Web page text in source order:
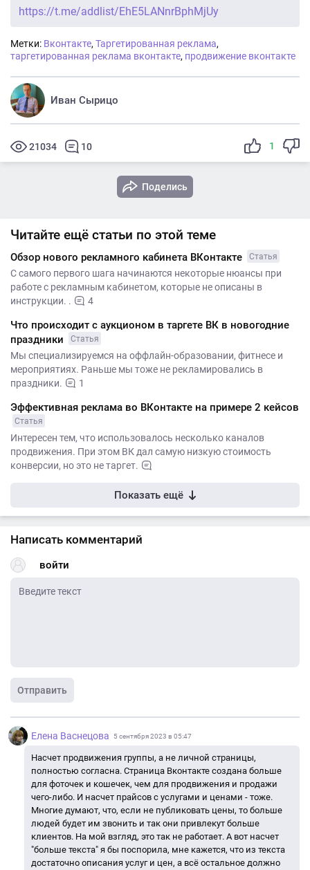
https://t.me/addlist/EhE5LANnrBphMjUy
Метки: Вконтакте, Таргетированная реклама,
таргетированная реклама вконтакте, продвижение вконтакте
Иван Сырицо
21034 10 1
Поделись
Читайте ещё статьи по этой теме
Обзор нового рекламного кабинета ВКонтакте Статья
С самого первого шага начинаются некоторые нюансы при
работе с рекламным кабинетом, которые не описаны в
инструкции. .
4
Что происходит с аукционом в таргете ВК в новогодние
праздники
Статья
Мы специализируемся на оффлайн-образовании, фитнесе и
мероприятиях. Раньше мы тоже не рекламировались в
праздники.
1
Эффективная реклама во ВКонтакте на примере 2 кейсов
Статья
Интересен тем, что использовалось несколько каналов
продвижения. При этом ВК дал самую низкую стоимость
конверсии, но это не таргет.
Показать ещё
Написать комментарий
войти
Отправить
Елена Васнецова 5 сентября 2023 в 05:47
Насчет продвижения группы, а не личной страницы,
полностью согласна. Страница Вконтакте создана больше
для фоточек и кошечек, чем для продвижения и продажи
чего-либо. И насчет прайсов с услугами и ценами - тоже.
Многие думают, что, если не публиковать цены, то больше
людей будет им звонить и так они привлекут больше
клиентов. На мой взгляд, это так не работает. А вот насчет
"больше текста" я бы поспорила, мне кажется, что из текста
достаточно описания услуг и цен, а всё остальное должно